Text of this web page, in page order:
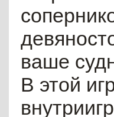
ваше
В этой